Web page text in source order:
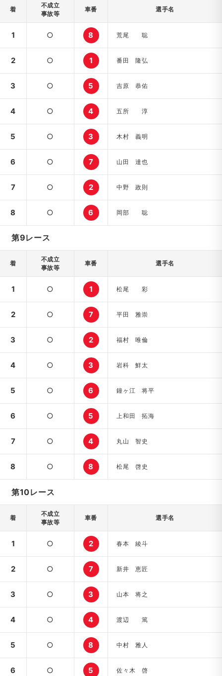
着
不成立
事故等
車番 選手名
1 ○ 8 荒尾 聡
2 ○ 1 番田 隆弘
3 ○ 5 吉原 恭佑
4 ○ 4 五所 淳
5 ○ 3 木村 義明
6 ○ 7 山田 達也
7 ○ 2 中野 政則
8 ○ 6 岡部 聡
第9レース
着
不成立
事故等
車番 選手名
1 ○ 1 松尾 彩
2 ○ 7 平田 雅崇
3 ○ 2 福村 唯倫
4 ○ 3 岩科 鮮太
5 ○ 6 鐘ヶ江 将平
6 ○ 5 上和田 拓海
7 ○ 4 丸山 智史
8 ○ 8 松尾 啓史
第10レース
着
不成立
事故等
車番 選手名
1 ○ 2 春本 綾斗
2 ○ 7 新井 恵匠
3 ○ 3 山本 将之
4 ○ 4 渡辺 篤
5 ○ 8 中村 雅人
6 ○ 5 佐々木 啓